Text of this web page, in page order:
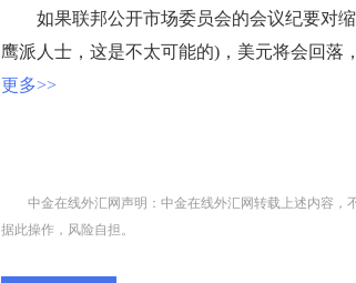
如果联邦公开市场委员会的会议纪要对缩
鹰派人士，这是不太可能的)，美元将会回落
更多>>
中金在线外汇网声明：中金在线外汇网转载上述内容
据此操作，风险自担。